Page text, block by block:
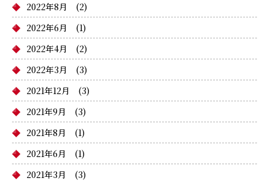
2022年8月
(2)
2022年6月
(1)
2022年4月
(2)
2022年3月
(3)
2021年12月
(3)
2021年9月
(3)
2021年8月
(1)
2021年6月
(1)
2021年3月
(3)